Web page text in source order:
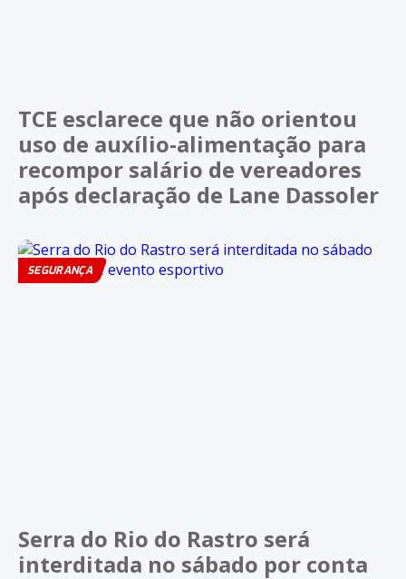
TCE esclarece que não orientou
uso de auxílio-alimentação para
recompor salário de vereadores
após declaração de Lane Dassoler
SEGURANÇA
Serra do Rio do Rastro será
interditada no sábado por conta